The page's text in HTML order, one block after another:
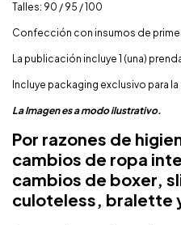
Talles: 90 / 95 / 100
Confección con insumos de
La publicación incluye 1 (una)
Incluye packaging exclusivo para
La Imagen es a modo ilustrativo.
Por razones de
cambios de ropa
cambios de boxer,
culoteless, bralette